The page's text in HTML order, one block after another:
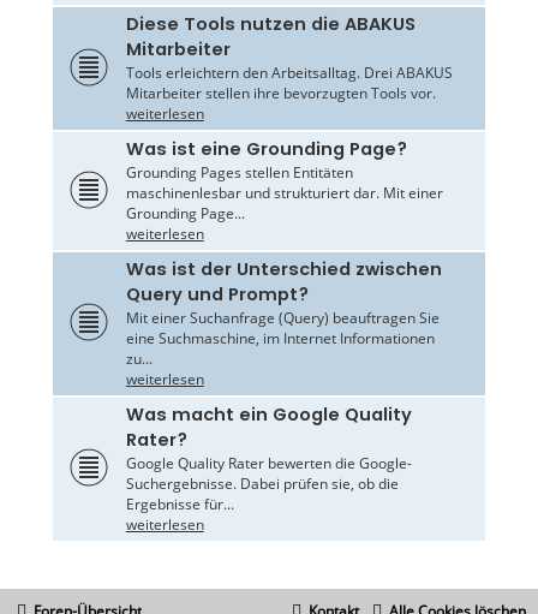
Diese Tools nutzen die ABAKUS
Mitarbeiter
Tools erleichtern den Arbeitsalltag. Drei ABAKUS
Mitarbeiter stellen ihre bevorzugten Tools vor.
weiterlesen
Was ist eine Grounding Page?
Grounding Pages stellen Entitäten
maschinenlesbar und strukturiert dar. Mit einer
Grounding Page...
weiterlesen
Was ist der Unterschied zwischen
Query und Prompt?
Mit einer Suchanfrage (Query) beauftragen Sie
eine Suchmaschine, im Internet Informationen
zu...
weiterlesen
Was macht ein Google Quality
Rater?
Google Quality Rater bewerten die Google-
Suchergebnisse. Dabei prüfen sie, ob die
Ergebnisse für...
weiterlesen